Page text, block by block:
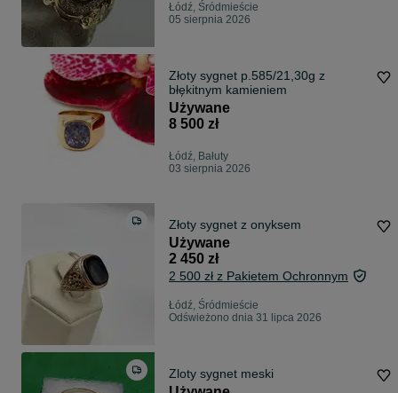
Łódź, Śródmieście
05 sierpnia 2026
Złoty sygnet p.585/21,30g z
błękitnym kamieniem
Używane
8 500 zł
Łódź, Bałuty
03 sierpnia 2026
Złoty sygnet z onyksem
Używane
2 450 zł
2 500 zł z Pakietem Ochronnym
Łódź, Śródmieście
Odświeżono dnia 31 lipca 2026
Zloty sygnet meski